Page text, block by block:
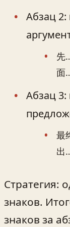
Абзац
先
面
Абзац 3:
最
出
Стратегия:
знаков.
знаков за